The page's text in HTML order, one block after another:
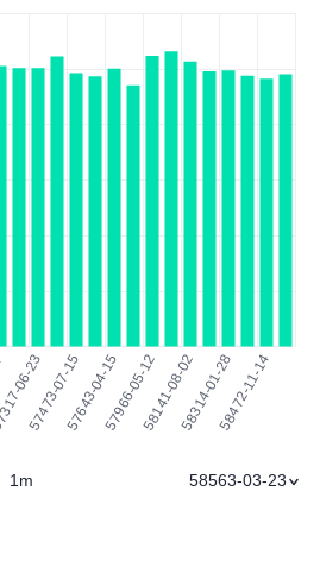
1m 58563-03-23